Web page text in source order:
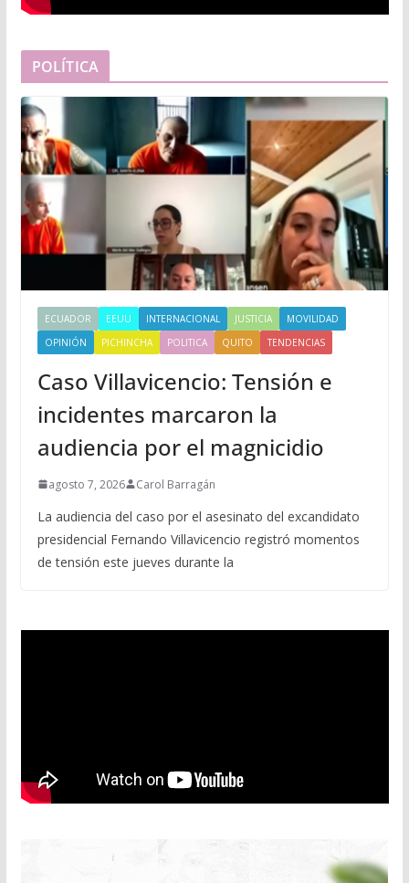
POLÍTICA
ECUADOR EEUU INTERNACIONAL JUSTICIA
MOVILIDAD
OPINIÓN
PICHINCHA POLITICA QUITO TENDENCIAS
Caso Villavicencio: Tensión e
incidentes marcaron la
audiencia por el magnicidio
agosto 7, 2026 Carol Barragán
La audiencia del caso por el asesinato del excandidato
presidencial Fernando Villavicencio registró momentos
de tensión este jueves durante la